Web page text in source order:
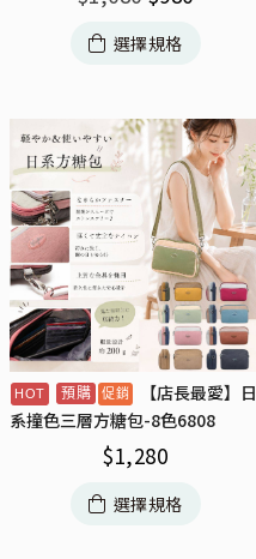
選擇規格
預購
【店長最愛】日
系撞色三層方糖包-8色6808
$1,280
選擇規格